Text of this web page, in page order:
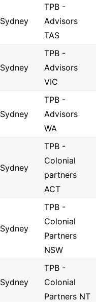
Sydney
TPB -
Advisors
TAS
Sydney
TPB -
Advisors
VIC
Sydney
TPB -
Advisors
WA
Sydney
TPB -
Colonial
partners
ACT
Sydney
TPB -
Colonial
Partners
NSW
Sydney
TPB -
Colonial
Partners NT